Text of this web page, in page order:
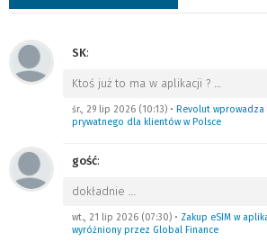
SK:
Ktoś już to ma w aplikacji ? …
śr., 29 lip 2026 (10:13) • Revolut wprowadza
prywatnego dla klientów w Polsce
gość:
dokładnie …
wt., 21 lip 2026 (07:30) • Zakup eSIM w
wyróżniony przez Global Finance